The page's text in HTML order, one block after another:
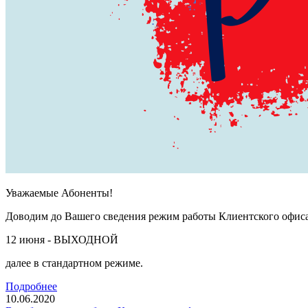
Уважаемые Абоненты!
Доводим до Вашего сведения режим работы Клиентского
12 июня - ВЫХОДНОЙ
далее в стандартном режиме.
Подробнее
10.06.2020